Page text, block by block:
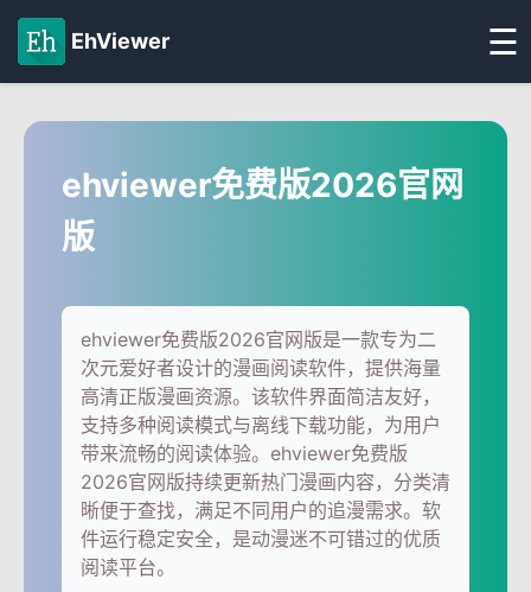
EhViewer ☰
ehviewer免费版2026官网
版
ehviewer免费版2026官网版是一款专为二
次元爱好者设计的漫画阅读软件，提供海量
高清正版漫画资源。该软件界面简洁友好，
支持多种阅读模式与离线下载功能，为用户
带来流畅的阅读体验。ehviewer免费版
2026官网版持续更新热门漫画内容，分类清
晰便于查找，满足不同用户的追漫需求。软
件运行稳定安全，是动漫迷不可错过的优质
阅读平台。